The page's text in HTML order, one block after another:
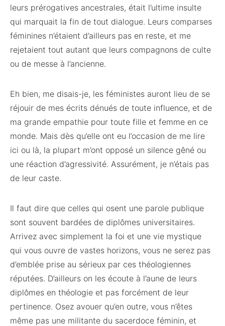
leurs prérogatives ancestrales, était l’ultime insulte
qui marquait la fin de tout dialogue. Leurs comparses
féminines n’étaient d’ailleurs pas en reste, et me
rejetaient tout autant que leurs compagnons de culte
ou de messe à l’ancienne.
Eh bien, me disais-je, les féministes auront lieu de se
réjouir de mes écrits dénués de toute influence, et de
ma grande empathie pour toute fille et femme en ce
monde. Mais dès qu’elle ont eu l’occasion de me lire
ici ou là, la plupart m’ont opposé un silence gêné ou
une réaction d’agressivité. Assurément, je n’étais pas
de leur caste.
Il faut dire que celles qui osent une parole publique
sont souvent bardées de diplômes universitaires.
Arrivez avec simplement la foi et une vie mystique
qui vous ouvre de vastes horizons, vous ne serez pas
d’emblée prise au sérieux par ces théologiennes
réputées. D’ailleurs on les écoute à l’aune de leurs
diplômes en théologie et pas forcément de leur
pertinence. Osez avouer qu’en outre, vous n’êtes
même pas une militante du sacerdoce féminin, et